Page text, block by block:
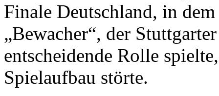
Finale Deutschland, in
„Bewacher“, der
entscheidende Rolle
Spielaufbau störte.